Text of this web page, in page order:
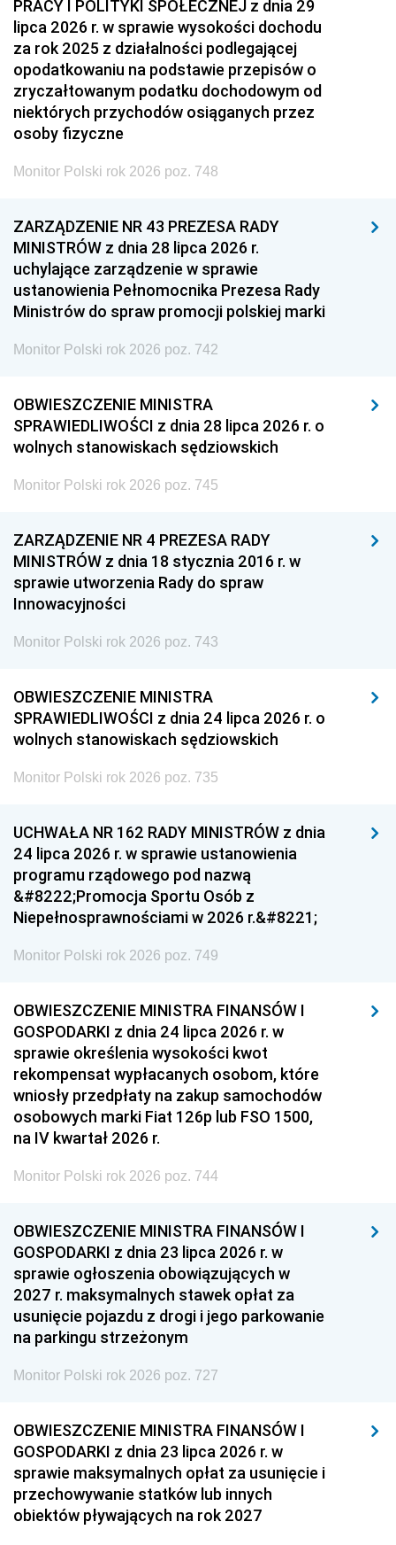
PRACY I POLITYKI SPOŁECZNEJ z dnia 29
lipca 2026 r. w sprawie wysokości dochodu
za rok 2025 z działalności podlegającej
opodatkowaniu na podstawie przepisów o
zryczałtowanym podatku dochodowym od
niektórych przychodów osiąganych przez
osoby fizyczne
Monitor Polski rok 2026 poz. 748
ZARZĄDZENIE NR 43 PREZESA RADY
MINISTRÓW z dnia 28 lipca 2026 r.
uchylające zarządzenie w sprawie
ustanowienia Pełnomocnika Prezesa Rady
Ministrów do spraw promocji polskiej marki
Monitor Polski rok 2026 poz. 742
OBWIESZCZENIE MINISTRA
SPRAWIEDLIWOŚCI z dnia 28 lipca 2026 r. o
wolnych stanowiskach sędziowskich
Monitor Polski rok 2026 poz. 745
ZARZĄDZENIE NR 4 PREZESA RADY
MINISTRÓW z dnia 18 stycznia 2016 r. w
sprawie utworzenia Rady do spraw
Innowacyjności
Monitor Polski rok 2026 poz. 743
OBWIESZCZENIE MINISTRA
SPRAWIEDLIWOŚCI z dnia 24 lipca 2026 r. o
wolnych stanowiskach sędziowskich
Monitor Polski rok 2026 poz. 735
UCHWAŁA NR 162 RADY MINISTRÓW z dnia
24 lipca 2026 r. w sprawie ustanowienia
programu rządowego pod nazwą
&#8222;Promocja Sportu Osób z
Niepełnosprawnościami w 2026 r.&#8221;
Monitor Polski rok 2026 poz. 749
OBWIESZCZENIE MINISTRA FINANSÓW I
GOSPODARKI z dnia 24 lipca 2026 r. w
sprawie określenia wysokości kwot
rekompensat wypłacanych osobom, które
wniosły przedpłaty na zakup samochodów
osobowych marki Fiat 126p lub FSO 1500,
na IV kwartał 2026 r.
Monitor Polski rok 2026 poz. 744
OBWIESZCZENIE MINISTRA FINANSÓW I
GOSPODARKI z dnia 23 lipca 2026 r. w
sprawie ogłoszenia obowiązujących w
2027 r. maksymalnych stawek opłat za
usunięcie pojazdu z drogi i jego parkowanie
na parkingu strzeżonym
Monitor Polski rok 2026 poz. 727
OBWIESZCZENIE MINISTRA FINANSÓW I
GOSPODARKI z dnia 23 lipca 2026 r. w
sprawie maksymalnych opłat za usunięcie i
przechowywanie statków lub innych
obiektów pływających na rok 2027